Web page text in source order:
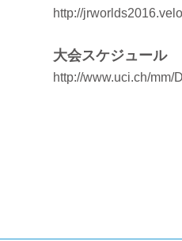
http://
大会スケジュール
http://www.uci.ch/